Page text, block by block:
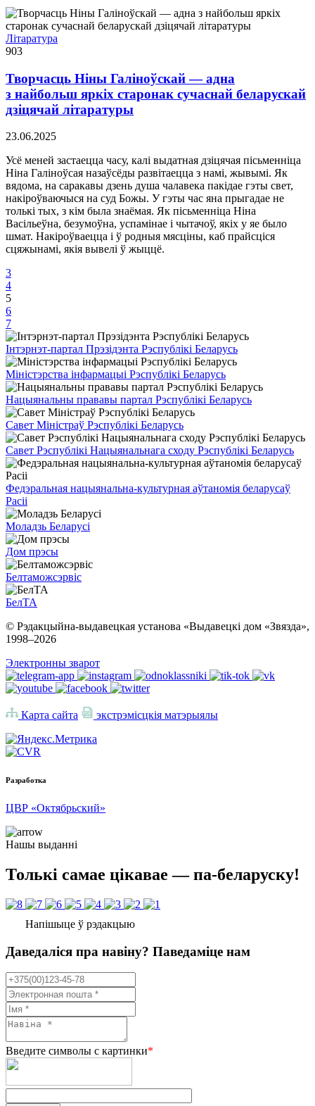
Літаратура
903
Творчасць Ніны Галіноўскай — адна
з найбольш яркіх старонак сучаснай беларускай
дзіцячай літаратуры
23.06.2025
Усё меней застаецца часу, калі выдатная дзіцячая пісьменніца
Ніна Галіноўсая назаўсёды развітаецца з намі, жывымі. Як
вядома, на саракавы дзень душа чалавека пакідае гэты свет,
накіроўваючыся на суд Божы. У гэты час яна прыгадае не
толькі тых, з кім была знаёмая. Як пісьменніца Ніна
Васільеўна, безумоўна, успамінае і чытачоў, якіх у яе было
шмат. Накіроўваецца і ў родныя мясціны, каб прайсціся
сцяжынамі, якія вывелі ў жыццё.
3
4
5
6
7
Інтэрнэт-партал Прэзідэнта Рэспублікі Беларусь
Міністэрства інфармацыі Рэспублікі Беларусь
Нацыянальны прававы партал Рэспублікі Беларусь
Савет Міністраў Рэспублікі Беларусь
Савет Рэспублікі Нацыянальнага сходу Рэспублікі Беларусь
Федэральная нацыянальна-культурная аўтаномія беларусаў
Расіі
Моладзь Беларусі
Дом прэсы
Белтаможсэрвіс
БелТА
© Рэдакцыйна-выдавецкая установа «Выдавецкі дом «Звязда»,
1998–2026
Электронны зварот
Карта сайта экстрэмісцкія матэрыялы
Разработка
ЦВР «Октябрьский»
Нашы выданні
Толькі самае цікавае — па-беларуску!
Напішыце ў рэдакцыю
Даведаліся пра навіну? Паведаміце нам
Введите символы с картинки*